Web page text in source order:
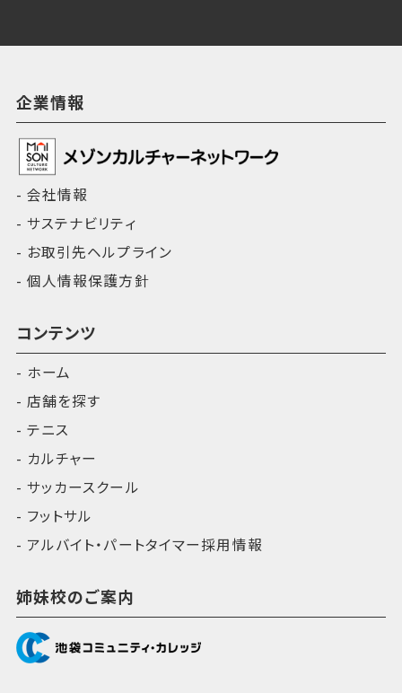
企業情報
会社情報
サステナビリティ
お取引先ヘルプライン
個人情報保護方針
コンテンツ
ホーム
店舗を探す
テニス
カルチャー
サッカースクール
フットサル
アルバイト・パートタイマー採用情報
姉妹校のご案内